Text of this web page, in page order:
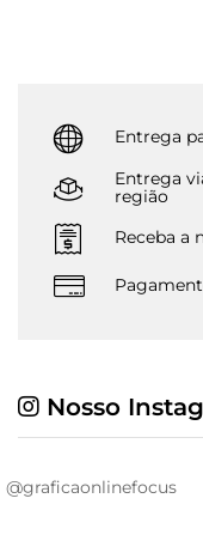
Entrega
Entrega
região
Receba a
Nosso
@graficaonlinefocus